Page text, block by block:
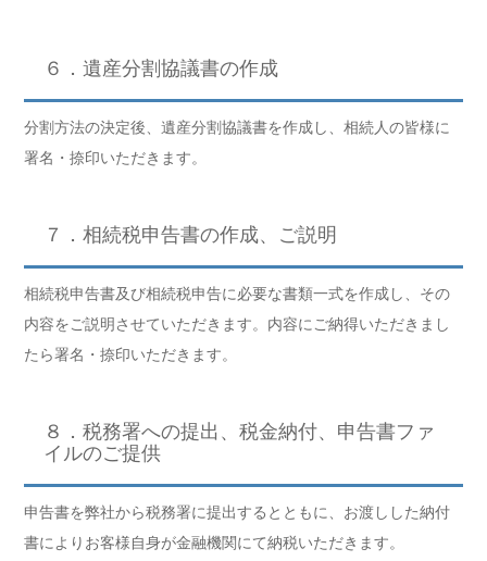
６．遺産分割協議書の作成
分割方法の決定後、遺産分割協議書を作成し、相続人の皆様に
署名・捺印いただきます。
７．相続税申告書の作成、ご説明
相続税申告書及び相続税申告に必要な書類一式を作成し、その
内容をご説明させていただきます。内容にご納得いただきまし
たら署名・捺印いただきます。
８．税務署への提出、税金納付、申告書ファ
イルのご提供
申告書を弊社から税務署に提出するとともに、お渡しした納付
書によりお客様自身が金融機関にて納税いただきます。